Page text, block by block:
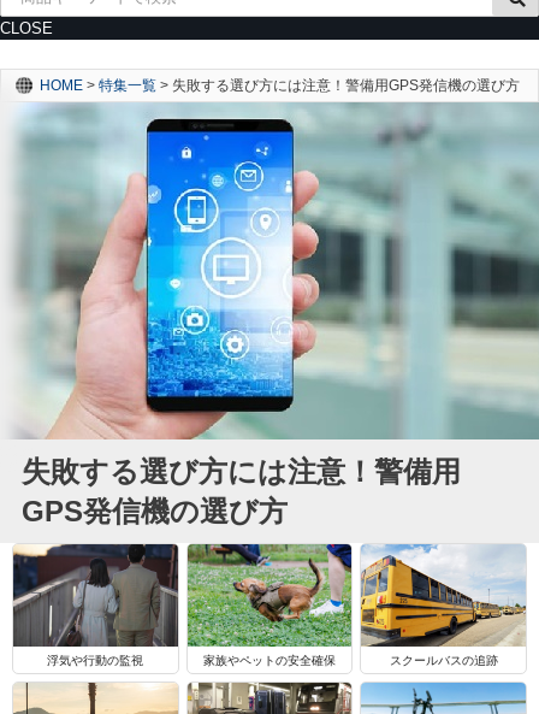
CLOSE
HOME > 特集一覧 > 失敗する選び方には注意！警備用GPS発信機の選び方
失敗する選び方には注意！警備用
GPS発信機の選び方
浮気や行動の監視 家族やペットの安全確保 スクールバスの追跡